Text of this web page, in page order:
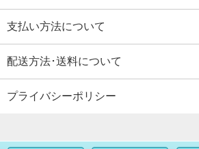
支払い方法について
配送方法･送料について
プライバシーポリシー